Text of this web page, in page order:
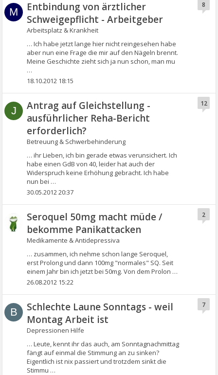
M
Entbindung von ärztlicher
Schweigepflicht - Arbeitgeber
Arbeitsplatz & Krankheit
… Ich habe jetzt lange hier nicht reingesehen habe
aber nun eine Frage die mir auf den Nägeln brennt.
Meine Geschichte zieht sich ja nun schon, man mu
…
8
18.10.2012 18:15
J
Antrag auf Gleichstellung -
ausführlicher Reha-Bericht
erforderlich?
Betreuung & Schwerbehinderung
… ihr Lieben, ich bin gerade etwas verunsichert. Ich
habe einen GdB von 40, leider hat auch der
Widerspruch keine Erhöhung gebracht. Ich habe
nun bei …
12
30.05.2012 20:37
Seroquel 50mg macht müde /
bekomme Panikattacken
Medikamente & Antidepressiva
… zusammen, ich nehme schon lange Seroquel,
erst Prolong und dann 100mg "normales" SQ. Seit
einem Jahr bin ich jetzt bei 50mg. Von dem Prolon …
2
26.08.2012 15:22
B
Schlechte Laune Sonntags - weil
Montag Arbeit ist
Depressionen Hilfe
… Leute, kennt ihr das auch, am Sonntagnachmittag
fängt auf einmal die Stimmung an zu sinken?
Eigentlich ist nix passiert und trotzdem sinkt die
Stimmu …
7